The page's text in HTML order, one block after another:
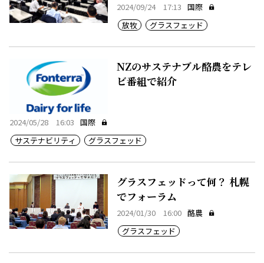
2024/09/24 17:13 国際
放牧
グラスフェッド
NZのサステナブル酪農をテレ
ビ番組で紹介
2024/05/28 16:03 国際
サステナビリティ
グラスフェッド
グラスフェッドって何？ 札幌
でフォーラム
2024/01/30 16:00 酪農
グラスフェッド